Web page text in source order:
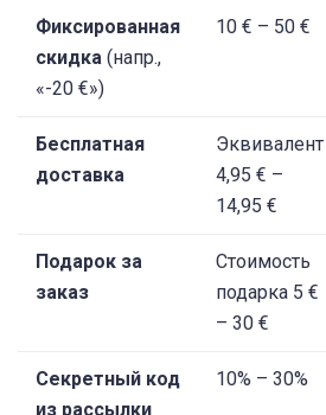
Фиксированная
скидка (напр.,
«-20 €»)
10 € – 50 €
Бесплатная
доставка
Эквивалент
4,95 € –
14,95 €
Подарок за
заказ
Стоимость
подарка 5 €
– 30 €
Секретный код
из рассылки
10% – 30%